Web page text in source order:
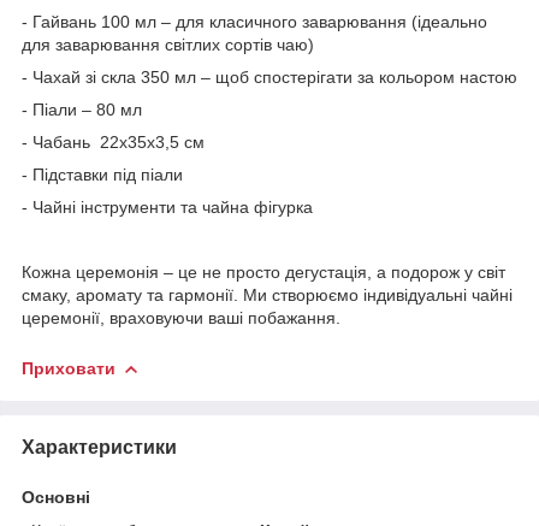
- Гайвань 100 мл – для класичного заварювання (ідеально
для заварювання світлих сортів чаю)
- Чахай зі скла 350 мл – щоб спостерігати за кольором настою
- Піали – 80 мл
- Чабань 22х35х3,5 см
- Підставки під піали
- Чайні інструменти та чайна фігурка
Кожна церемонія – це не просто дегустація, а подорож у світ
смаку, аромату та гармонії. Ми створюємо індивідуальні чайні
церемонії, враховуючи ваші побажання.
Приховати
Характеристики
Основні